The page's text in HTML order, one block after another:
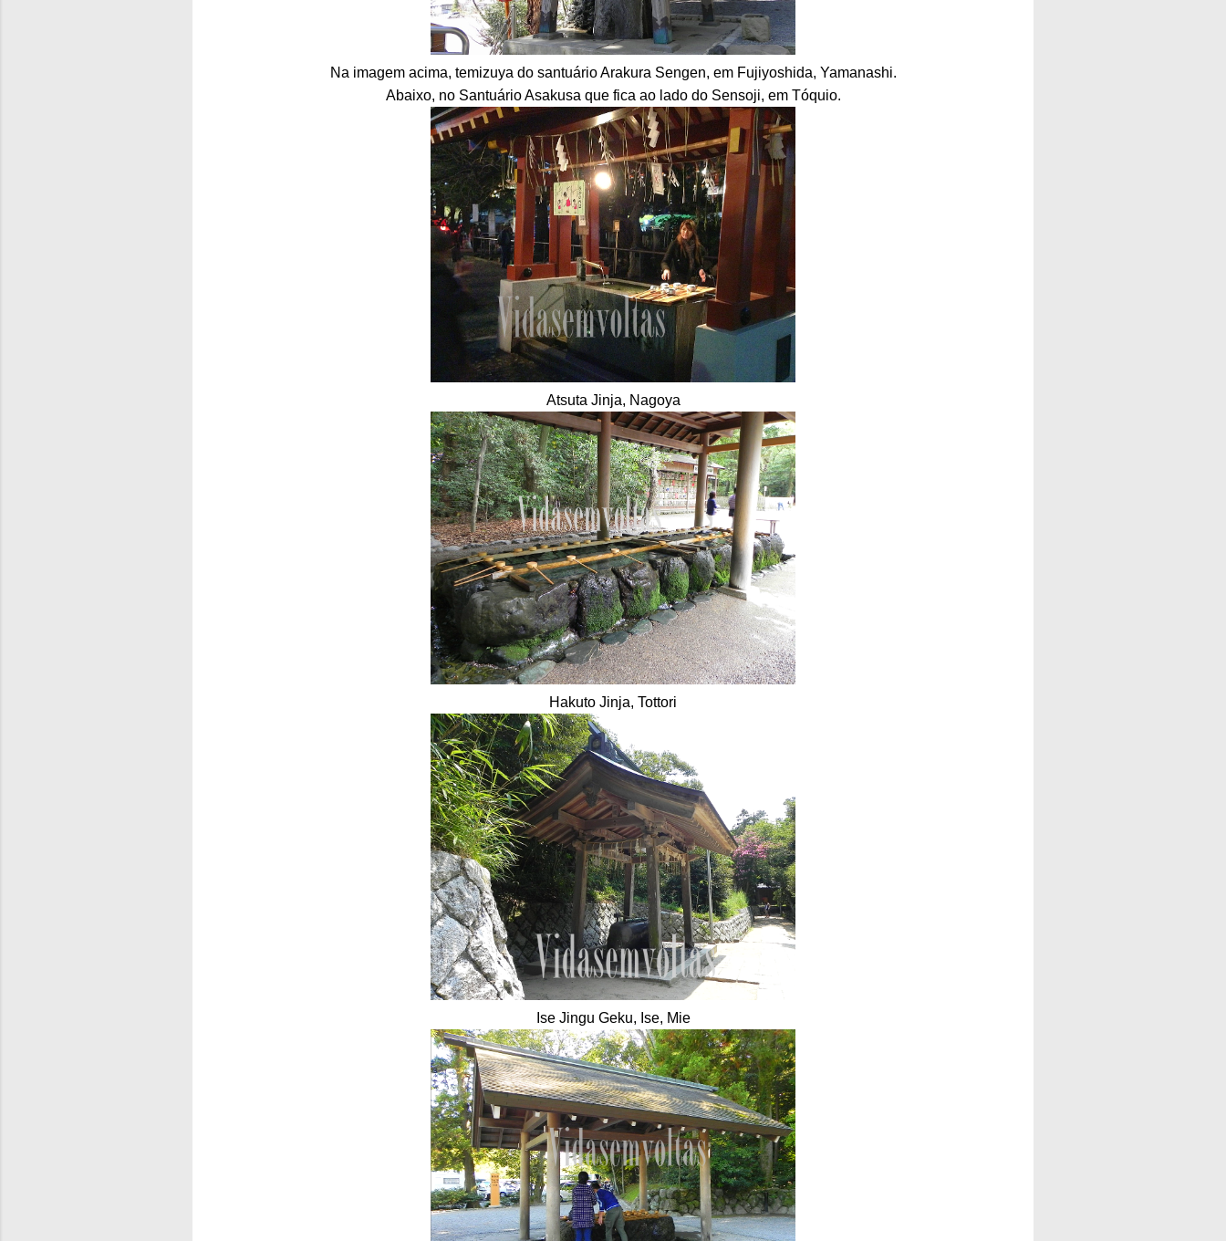
Na imagem acima, temizuya do santuário Arakura Sengen, em Fujiyoshida, Yamanashi.
Abaixo, no Santuário Asakusa que fica ao lado do Sensoji, em Tóquio.
Atsuta Jinja, Nagoya
Hakuto Jinja, Tottori
Ise Jingu Geku, Ise, Mie